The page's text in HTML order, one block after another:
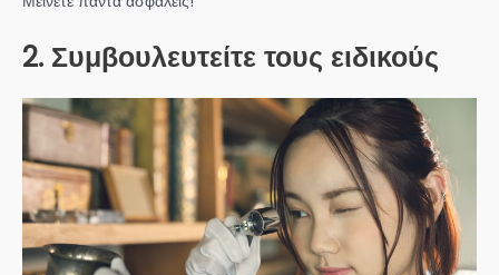
2. Συμβουλευτείτε τους ειδικούς